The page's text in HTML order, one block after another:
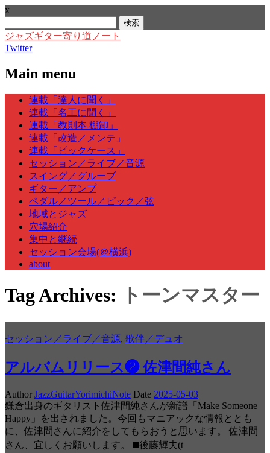
x
索:
ジャズギター寄り道ノート
Twitter
Main menu
Skip
content
連載「達人に聞く」
連載「名工に聞く」
連載「教則本 棚卸」
連載「改造／メンテ」
連載「ピックケース」
セッション／ライブ／音源
スイング／グルーブ
ギター／アンプ
ペダル／ツール／ピック／弦
地域とジャズ
穴場紹介
集中と継続
セッション会場(＠横浜)
about
Tag Archives: トーンマスター
セッション／ライブ／音源, 歌伴／デュオ
アルバムリリース❷ 佐津間純さん
Author JazzGuitarYorimichiNote Date 2025-05-03
鎌倉出身のギタリスト佐津間純さんが新譜「Make Someone
Happy」を出されました。今回もマニアックな情報ととも
に、佐津間さんに紹介をしてもらおうと思います。 佐津間
さん、宜しくお願いします。 ◼️後藤輝夫(t